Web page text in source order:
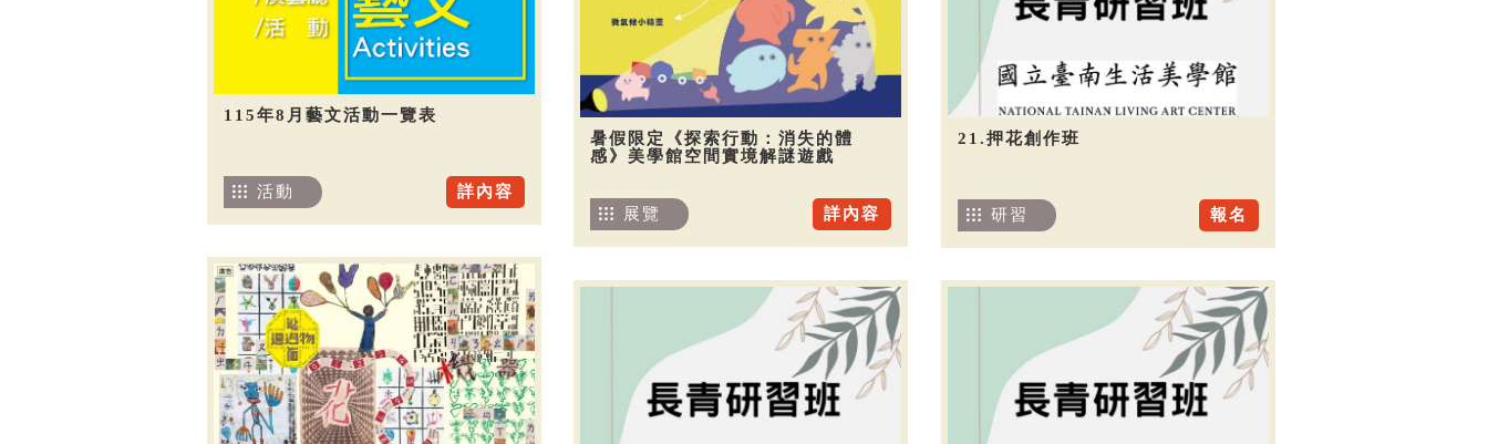
115年8月藝文活動一覽表
詳內容
活動
暑假限定《探索行動：消失的體
感》美學館空間實境解謎遊戲
詳內容
展覽
21.押花創作班
報名
研習